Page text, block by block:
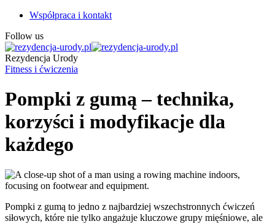
Współpraca i kontakt
Follow us
Rezydencja Urody
Fitness i ćwiczenia
Pompki z gumą – technika,
korzyści i modyfikacje dla
każdego
Pompki z gumą to jedno z najbardziej wszechstronnych ćwiczeń
siłowych, które nie tylko angażuje kluczowe grupy mięśniowe, ale